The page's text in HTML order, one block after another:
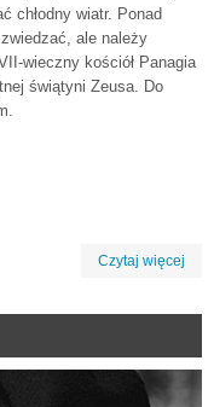
chłodny wiatr. Ponad
ale należy
wieczny kościół Panagia
świątyni Zeusa. Do
Czytaj więcej